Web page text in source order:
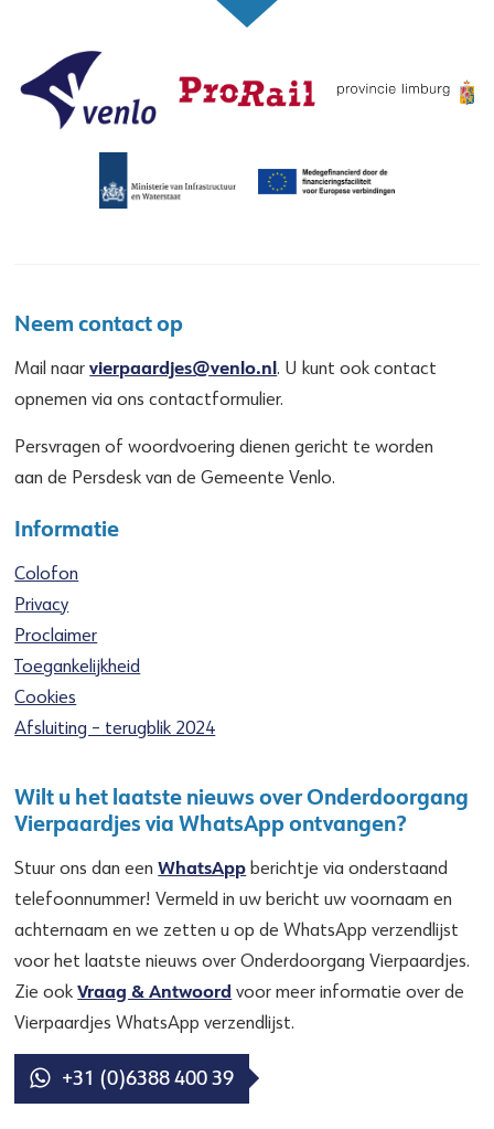
Neem contact op
Mail naarvierpaardjes@venlo.nl. U kunt ook contact
opnemen via ons contactformulier.
Persvragen of woordvoering dienen gericht te worden
aan de Persdesk van de Gemeente Venlo.
Informatie
Colofon
Privacy
Proclaimer
Toegankelijkheid
Cookies
Afsluiting – terugblik 2024
Wilt u het laatste nieuws over Onderdoorgang
Vierpaardjes via WhatsApp ontvangen?
Stuur ons dan eenWhatsApp berichtje via onderstaand
telefoonnummer! Vermeld in uw bericht uw voornaam en
achternaam en we zetten u op de WhatsApp verzendlijst
voor het laatste nieuws over Onderdoorgang Vierpaardjes.
Zie ookVraag & Antwoord voor meer informatie over de
Vierpaardjes WhatsApp verzendlijst.
+31 (0)6388 400 39